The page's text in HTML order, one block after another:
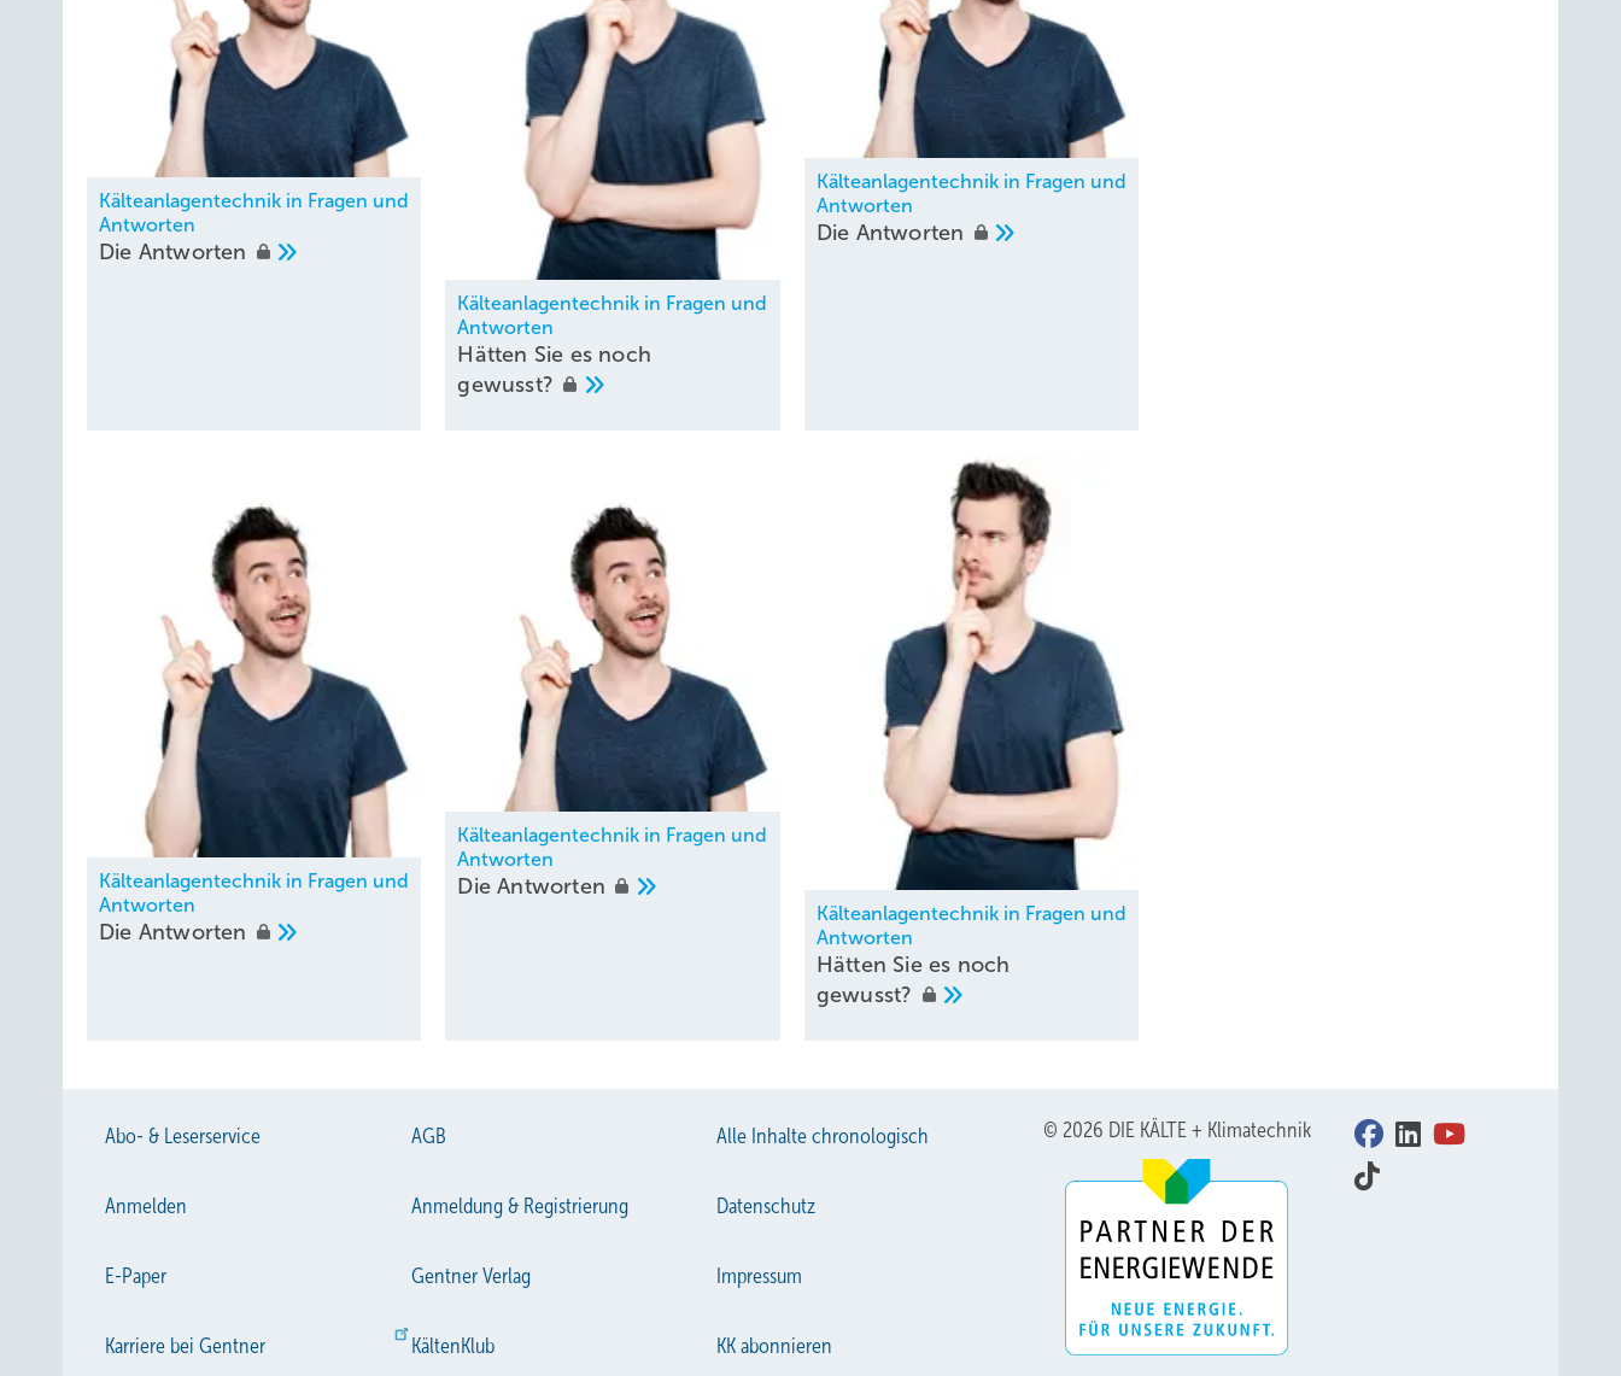
Kälteanlagentechnik in Fragen und
Antworten
Die Antworten
Kälteanlagentechnik in Fragen und
Antworten
Hätten Sie es noch
gewusst?
Kälteanlagentechnik in Fragen und
Antworten
Die Antworten
Kälteanlagentechnik in Fragen und
Antworten
Die Antworten
Kälteanlagentechnik in Fragen und
Antworten
DieAntworten
Kälteanlagentechnik in Fragen und
Antworten
Hätten Sie es noch
gewusst?
Abo- & Leserservice AGB Alle Inhalte chronologisch
Anmelden Anmeldung & Registrierung Datenschutz
E-Paper Gentner Verlag Impressum
Karriere bei Gentner KältenKlub KK abonnieren
© 2026 DIE KÄLTE + Klimatechnik